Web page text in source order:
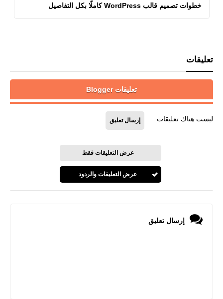
خطوات تصميم قالب WordPress كاملًا بكل التفاصيل
تعليقات
تعليقات Blogger
ليست هناك تعليقات إرسال تعليق
عرض التعليقات فقط
عرض التعليقات والردود
إرسال تعليق